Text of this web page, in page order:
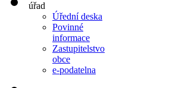
úřad
Úřední deska
Povinné
informace
Zastupitelstvo
obce
e-podatelna